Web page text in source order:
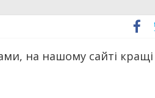
на нашому сайті кращі